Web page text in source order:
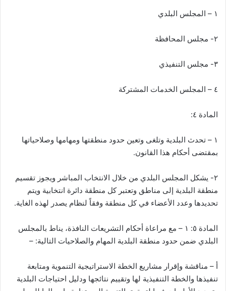
١ – المجلس البلدي
٢- مجلس المحافظة
٣- مجلس التنفيذي
٤ – المجلس الخدمات المشتركة
المادة ٤:
١ – تحدث البلدية وتلغى وتعين حدود منطقتها ومهامها وصلاحياتها
بمقتضى أحكام هذا القانون.
٢- يشكل المجلس البلدي من خلال الانتخاب المباشر ويجوز تقسيم
منطقة البلدية إلى مناطق وتعتبر كل منطقة دائرة انتخابية ويتم
تحديدها وعدد الأعضاء في كل منطقة وفقاً لنظام يصدر لهذه الغاية.
المادة ٥: ١ – مع مراعاة أحكام التشريعات النافذة، يناط بالمجلس
البلدي ضمن حدود منطقة البلدية المهام والصلاحيات التالية: –
أ – مناقشة وإقرار مشاريع الخطة الاستراتيجية التنموية ومتابعة
تنفيذها والخطة التنفيذية لها وتقييم نتائجها ودليل احتياجات البلدية